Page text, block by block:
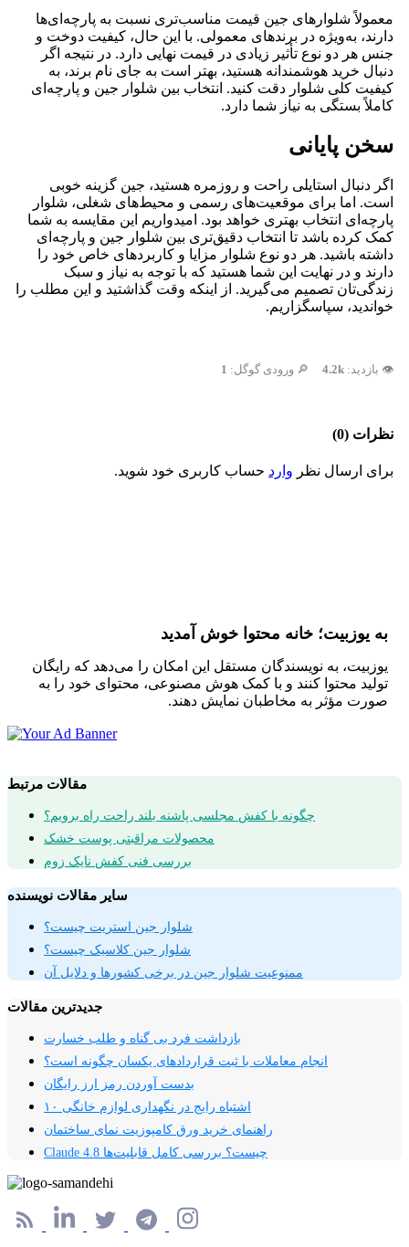
معمولاً شلوارهای جین قیمت مناسب‌تری نسبت به پارچه‌ای‌ها
دارند، به‌ویژه در برندهای معمولی. با این حال، کیفیت دوخت و
جنس هر دو نوع تأثیر زیادی در قیمت نهایی دارد. در نتیجه اگر
دنبال خرید هوشمندانه هستید، بهتر است به جای نام برند، به
کیفیت کلی شلوار دقت کنید. انتخاب بین شلوار جین و پارچه‌ای
کاملاً بستگی به نیاز شما دارد.
سخن پایانی
اگر دنبال استایلی راحت و روزمره هستید، جین گزینه خوبی
است. اما برای موقعیت‌های رسمی و محیط‌های شغلی، شلوار
پارچه‌ای انتخاب بهتری خواهد بود. امیدواریم این مقایسه به شما
کمک کرده باشد تا انتخاب دقیق‌تری بین شلوار جین و پارچه‌ای
داشته باشید. هر دو نوع شلوار مزایا و کاربردهای خاص خود را
دارند و در نهایت این شما هستید که با توجه به نیاز و سبک
زندگی‌تان تصمیم می‌گیرید. از اینکه وقت گذاشتید و این مطلب را
خواندید، سپاسگزاریم.
👁️ بازدید: 4.2k 🔎 ورودی گوگل: 1
نظرات (0)
برای ارسال نظر وارد حساب کاربری خود شوید.
به یوزبیت؛ خانه محتوا خوش آمدید
یوزبیت، به نویسندگان مستقل این امکان را می‌دهد که رایگان
تولید محتوا کنند و با کمک هوش مصنوعی، محتوای خود را به
صورت مؤثر به مخاطبان نمایش دهند.
مقالات مرتبط
چگونه با کفش مجلسی پاشنه بلند راحت راه برویم؟
محصولات مراقبتی پوست خشک
بررسی فنی کفش نایک زوم
سایر مقالات نویسنده
شلوار جین استریت چیست؟
شلوار جین کلاسیک چیست؟
ممنوعیت شلوار جین در برخی کشورها و دلایل آن
جدیدترین مقالات
بازداشت فرد بی گناه و طلب خسارت
انجام معاملات با ثبت قراردادهای یکسان چگونه است؟
بدست آوردن رمز ارز رایگان
۱۰ اشتباه رایج در نگهداری لوازم خانگی
راهنمای خرید ورق کامپوزیت نمای ساختمان
Claude 4.8 چیست؟ بررسی کامل قابلیت‌ها